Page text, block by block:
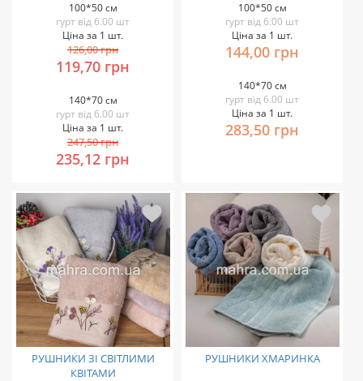
100*50 см
гурт від 6.00 шт
Ціна за 1 шт.
126,00 грн
119,70 грн
140*70 см
гурт від 6.00 шт
Ціна за 1 шт.
247,50 грн
235,12 грн
100*50 см
гурт від 6.00 шт
Ціна за 1 шт.
144,00 грн
140*70 см
гурт від 6.00 шт
Ціна за 1 шт.
283,50 грн
РУШНИКИ ЗІ СВІТЛИМИ
КВІТАМИ
РУШНИКИ ХМАРИНКА